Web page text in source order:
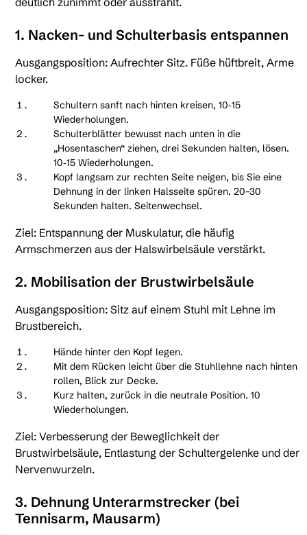
1. Nacken- und Schulterbasis entspannen
Ausgangsposition: Aufrechter Sitz. Füße hüftbreit, Arme
locker.
Schultern sanft nach hinten kreisen, 10‑15
Wiederholungen.
Schulterblätter bewusst nach unten in die
„Hosentaschen“ ziehen, drei Sekunden halten, lösen.
10‑15 Wiederholungen.
Kopf langsam zur rechten Seite neigen, bis Sie eine
Dehnung in der linken Halsseite spüren. 20–30
Sekunden halten. Seitenwechsel.
Ziel: Entspannung der Muskulatur, die häufig
Armschmerzen aus der Halswirbelsäule verstärkt.
2. Mobilisation der Brustwirbelsäule
Ausgangsposition: Sitz auf einem Stuhl mit Lehne im
Brustbereich.
Hände hinter den Kopf legen.
Mit dem Rücken leicht über die Stuhllehne nach hinten
rollen, Blick zur Decke.
Kurz halten, zurück in die neutrale Position. 10
Wiederholungen.
Ziel: Verbesserung der Beweglichkeit der
Brustwirbelsäule, Entlastung der Schultergelenke und der
Nervenwurzeln.
3. Dehnung Unterarmstrecker (bei
Tennisarm, Mausarm)